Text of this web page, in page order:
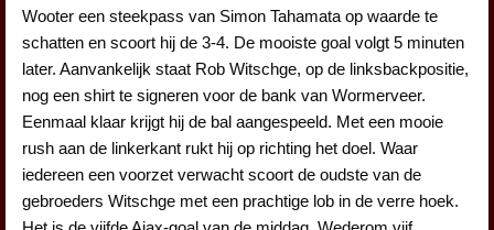
Wooter een steekpass van Simon Tahamata op waarde te
schatten en scoort hij de 3-4. De mooiste goal volgt 5 minuten
later. Aanvankelijk staat Rob Witschge, op de linksbackpositie,
nog een shirt te signeren voor de bank van Wormerveer.
Eenmaal klaar krijgt hij de bal aangespeeld. Met een mooie
rush aan de linkerkant rukt hij op richting het doel. Waar
iedereen een voorzet verwacht scoort de oudste van de
gebroeders Witschge met een prachtige lob in de verre hoek.